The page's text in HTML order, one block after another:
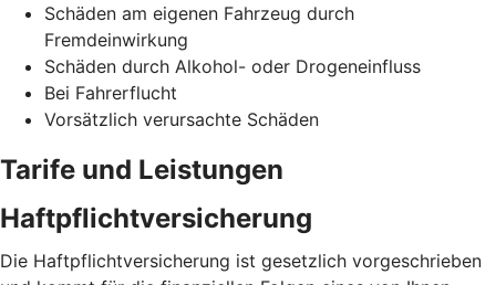
Schäden am eigenen Fahrzeug durch
Fremdeinwirkung
Schäden durch Alkohol- oder Drogeneinfluss
Bei Fahrerflucht
Vorsätzlich verursachte Schäden
Tarife und Leistungen
Haftpflichtversicherung
Die Haftpflichtversicherung ist gesetzlich vorgeschrieben